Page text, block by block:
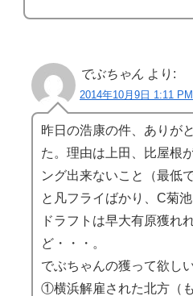
でぶちゃん より:
2014年10月9日 1:11 PM
昨日の浩康の件、ありが
た。理由は上田、比屋根
ング出来ないこと（最低
と凡フライばかり、C菊池
ドラフトは早大有原獲れ
ど・・・。
でぶちゃんの獲って欲しい
①横浜解雇された北方（